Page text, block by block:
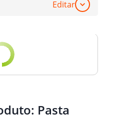
Editar
Pasta